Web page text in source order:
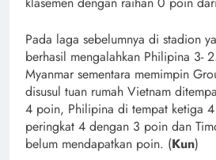
Pada laga sebelumnya di stadion
berhasil mengalahkan Philipina 3-
Myanmar sementara memimpin
disusul tuan rumah Vietnam
4 poin, Philipina di tempat ketiga
peringkat 4 dengan 3 poin dan
belum mendapatkan poin. (Kun)